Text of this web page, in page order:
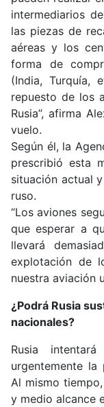
intermediarios
las piezas de
aéreas y los
forma de
(India, Turquía,
repuesto de los
Rusia”, afirma
vuelo.
Según él, la
prescribió esta
situación actual
ruso.
“Los aviones
que esperar a
llevará
explotación de
nuestra aviación
¿Podrá Rusia
nacionales?
Rusia
urgentemente
Al mismo
y medio alcance